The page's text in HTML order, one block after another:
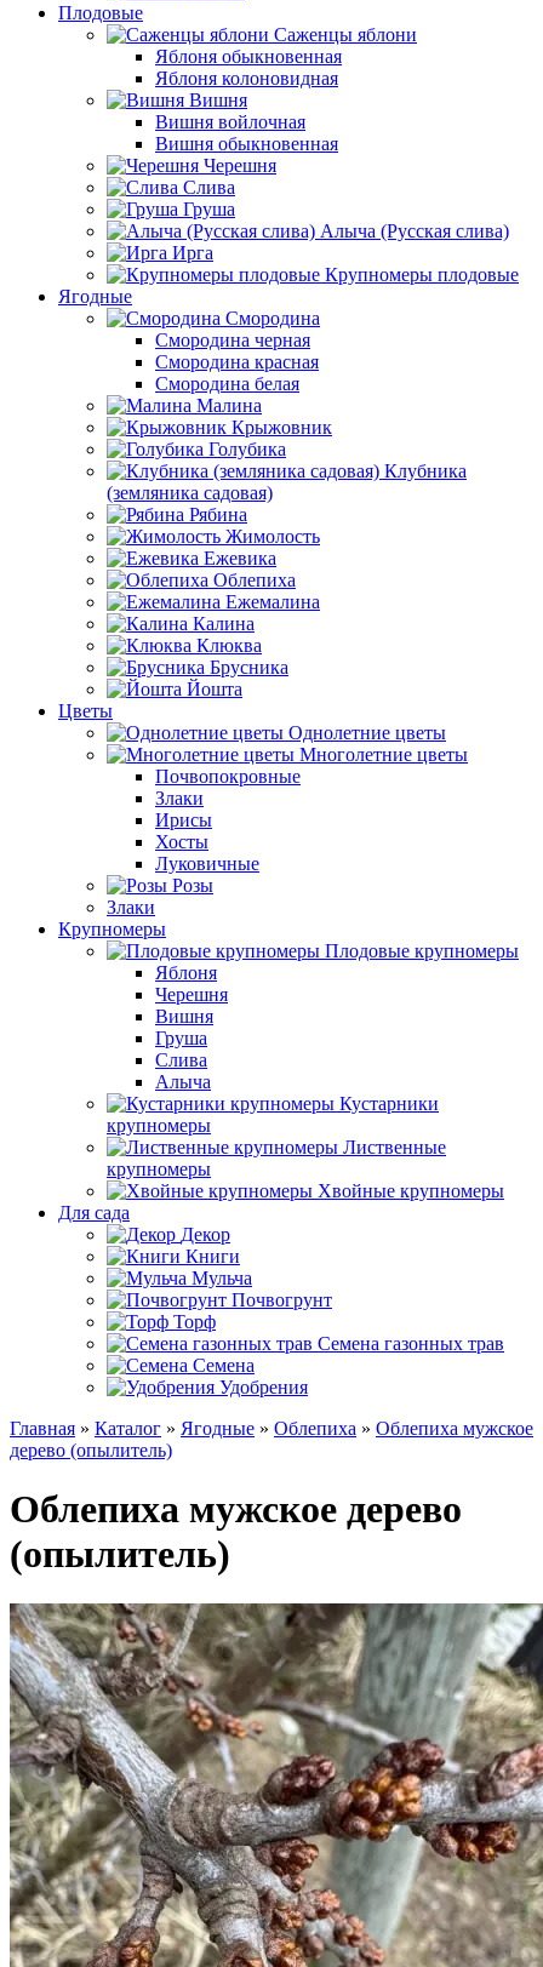
Плодовые
Саженцы яблони
Яблоня обыкновенная
Яблоня колоновидная
Вишня
Вишня войлочная
Вишня обыкновенная
Черешня
Слива
Груша
Алыча (Русская слива)
Ирга
Крупномеры плодовые
Ягодные
Смородина
Смородина черная
Смородина красная
Смородина белая
Малина
Крыжовник
Голубика
Клубника
(земляника садовая)
Рябина
Жимолость
Ежевика
Облепиха
Ежемалина
Калина
Клюква
Брусника
Йошта
Цветы
Однолетние цветы
Многолетние цветы
Почвопокровные
Злаки
Ирисы
Хосты
Луковичные
Розы
Злаки
Крупномеры
Плодовые крупномеры
Яблоня
Черешня
Вишня
Груша
Слива
Алыча
Кустарники
крупномеры
Лиственные
крупномеры
Хвойные крупномеры
Для сада
Декор
Книги
Мульча
Почвогрунт
Торф
Семена газонных трав
Семена
Удобрения
Главная » Каталог » Ягодные » Облепиха » Облепиха мужское
дерево (опылитель)
Облепиха мужское дерево
(опылитель)